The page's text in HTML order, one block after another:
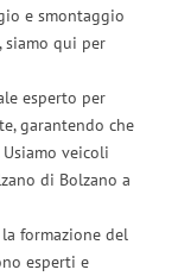
e smontaggio
qui per
esperto per
garantendo che
veicoli
di Bolzano a
formazione del
esperti e